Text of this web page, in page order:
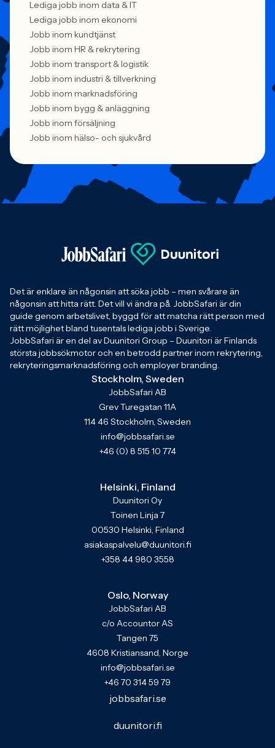
Lediga jobb inom data & IT
Lediga jobb inom ekonomi
Jobb inom kundtjänst
Jobb inom HR & rekrytering
Jobb inom transport & logistik
Jobb inom industri & tillverkning
Jobb inom marknadsföring
Jobb inom bygg & anläggning
Jobb inom försäljning
Jobb inom hälso- och sjukvård
Det är enklare än någonsin att söka jobb – men svårare än
någonsin att hitta rätt. Det vill vi ändra på. JobbSafari är din
guide genom arbetslivet, byggd för att matcha rätt person med
rätt möjlighet bland tusentals lediga jobb i Sverige.
JobbSafari är en del av Duunitori Group – Duunitori är Finlands
största jobbsökmotor och en betrodd partner inom rekrytering,
rekryteringsmarknadsföring och employer branding.
Stockholm, Sweden
JobbSafari AB
Grev Turegatan 11A
114 46 Stockholm, Sweden
info@jobbsafari.se
+46 (0) 8 515 10 774
Helsinki, Finland
Duunitori Oy
Toinen Linja 7
00530 Helsinki, Finland
asiakaspalvelu@duunitori.fi
+358 44 980 3558
Oslo, Norway
JobbSafari AB
c/o Accountor AS
Tangen 75
4608 Kristiansand, Norge
info@jobbsafari.se
+46 70 314 59 79
jobbsafari.se
duunitori.fi